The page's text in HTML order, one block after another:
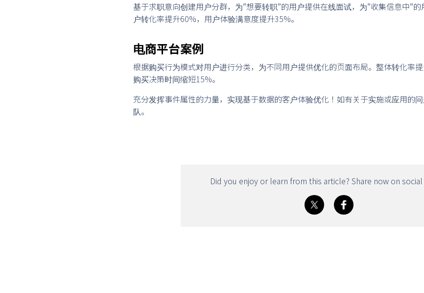
基于求职意向创建用户分群，为”想要转职”的用户提供在线面试，为”收集信息中”
户转化率提升60%，用户体验满意度提升35%。
电商平台案例
根据购买行为模式对用户进行分类，为不同用户提供优化的页面布局。整体转化率提
购买决策时间缩短15%。
充分发挥事件属性的力量，实现基于数据的客户体验优化！如有关于实施或应用的
队。
Did you enjoy or learn from this article? Share now on